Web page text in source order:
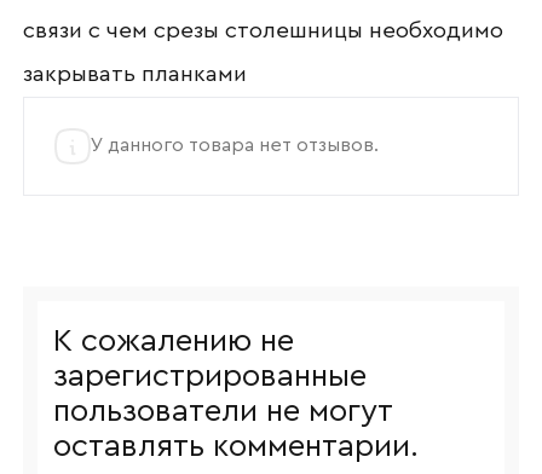
связи с чем срезы столешницы необходимо
закрывать планками
У данного товара нет отзывов.
К сожалению не
зарегистрированные
пользователи не могут
оставлять комментарии.